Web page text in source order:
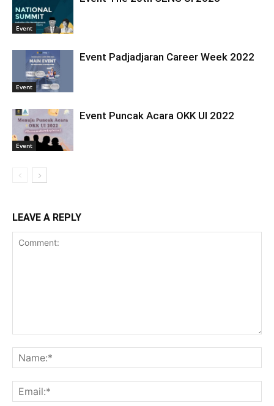
Event
Event
Event Padjadjaran Career Week 2022
Event
Event Puncak Acara OKK UI 2022
LEAVE A REPLY